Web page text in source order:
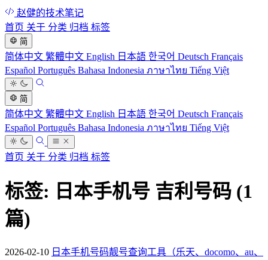
赵健的技术笔记
首页 关于 分类 归档 标签
简
简体中文 繁體中文 English 日本語 한국어 Deutsch Français
Español Português Bahasa Indonesia ภาษาไทย Tiếng Việt
简
简体中文 繁體中文 English 日本語 한국어 Deutsch Français
Español Português Bahasa Indonesia ภาษาไทย Tiếng Việt
首页 关于 分类 归档 标签
标签: 日本手机号 吉利号码 (1
篇)
2026-02-10 日本手机号码靓号查询工具（乐天、docomo、au、